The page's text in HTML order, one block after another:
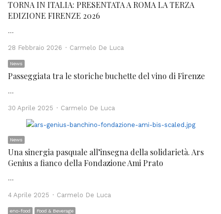
TORNA IN ITALIA: PRESENTATA A ROMA LA TERZA
EDIZIONE FIRENZE 2026
…
28 Febbraio 2026 Author
Carmelo De Luca
News
Passeggiata tra le storiche buchette del vino di Firenze
…
30 Aprile 2025 Author
Carmelo De Luca
News
Una sinergia pasquale all’insegna della solidarietà. Ars
Genius a fianco della Fondazione Ami Prato
…
4 Aprile 2025 Author
Carmelo De Luca
eno-food Food & Beverage